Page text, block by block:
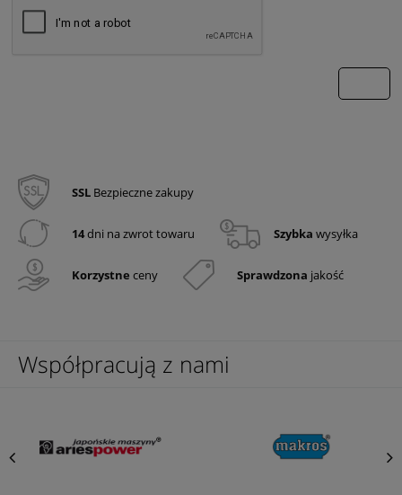
SSL Bezpieczne zakupy
14dni na zwrot towaru Szybka wysyłka
Korzystne ceny Sprawdzona jakość
Współpracują z nami